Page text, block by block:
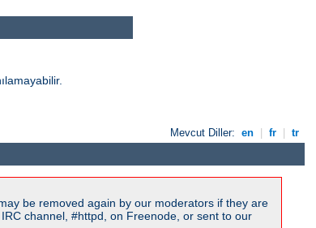
Mevcut Diller: en fr tr
be removed again by our moderators if they are
channel, #httpd, on Freenode, or sent to our